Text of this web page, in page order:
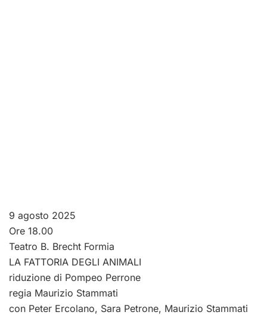
9 agosto 2025
Ore 18.00
Teatro B. Brecht Formia
LA FATTORIA DEGLI ANIMALI
riduzione di Pompeo Perrone
regia Maurizio Stammati
con Peter Ercolano, Sara Petrone, Maurizio Stammati